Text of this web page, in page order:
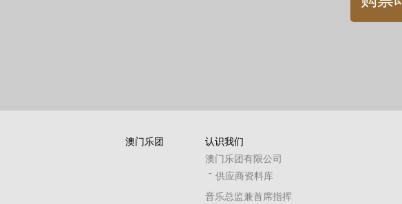
澳门乐团
认识我们
澳门乐团有限公司
供应商资料库
音乐总监兼首席指挥